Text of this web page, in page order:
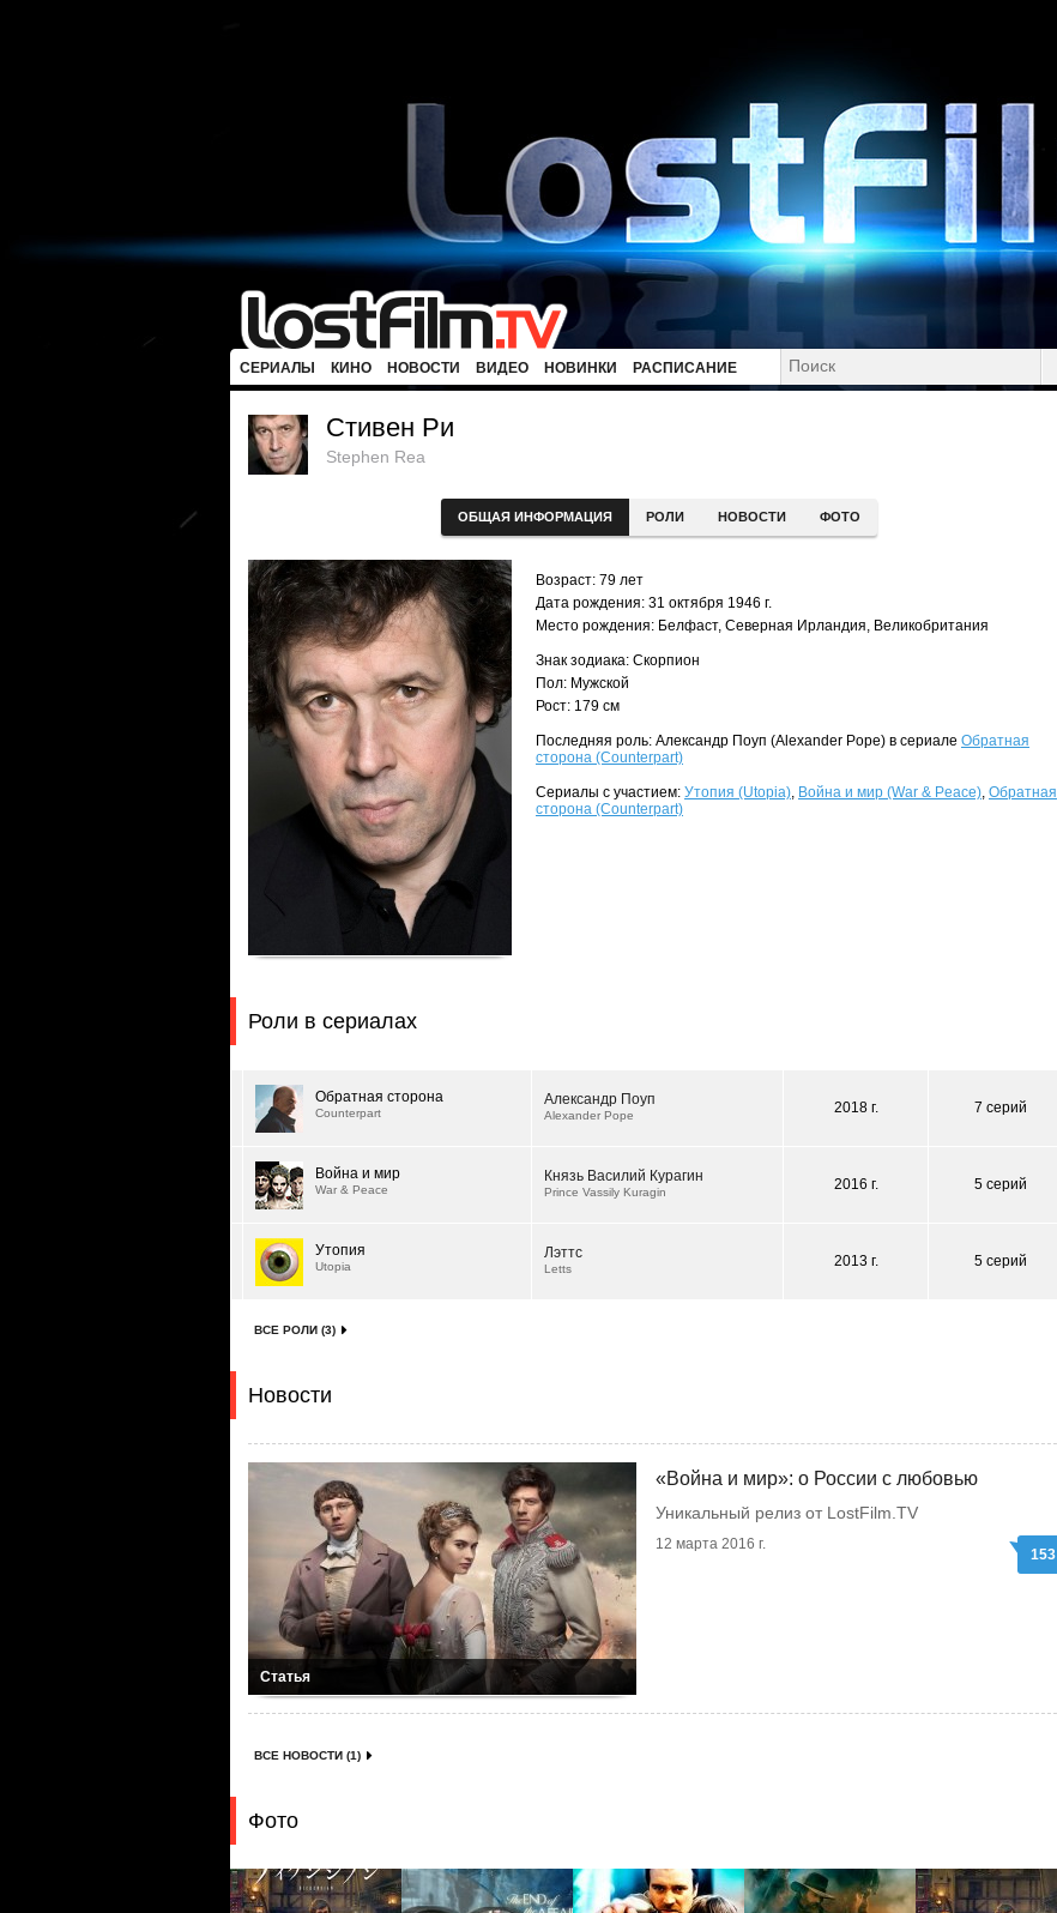
СЕРИАЛЫ КИНО НОВОСТИ ВИДЕО НОВИНКИ РАСПИСАНИЕ
Стивен Ри
Stephen Rea
ОБЩАЯ ИНФОРМАЦИЯ РОЛИ НОВОСТИ ФОТО
Возраст: 79 лет
Дата рождения: 31 октября 1946 г.
Место рождения: Белфаст, Северная Ирландия, Великобритания
Знак зодиака: Скорпион
Пол: Мужской
Рост: 179 см
Последняя роль: Александр Поуп (Alexander Pope) в сериале Обратная
сторона (Counterpart)
Сериалы с участием: Утопия (Utopia), Война и мир (War & Peace), Обратная
сторона (Counterpart)
Роли в сериалах
Обратная сторона
Counterpart
Александр Поуп
Alexander Pope 2018 г. 7 серий
Война и мир
War & Peace
Князь Василий Курагин
Prince Vassily Kuragin 2016 г. 5 серий
Утопия
Utopia
Лэттс
Letts 2013 г. 5 серий
ВСЕ РОЛИ (3)
Новости
Статья
«Война и мир»: о России с любовью
Уникальный релиз от LostFilm.TV
12 марта 2016 г.
153
ВСЕ НОВОСТИ (1)
Фото